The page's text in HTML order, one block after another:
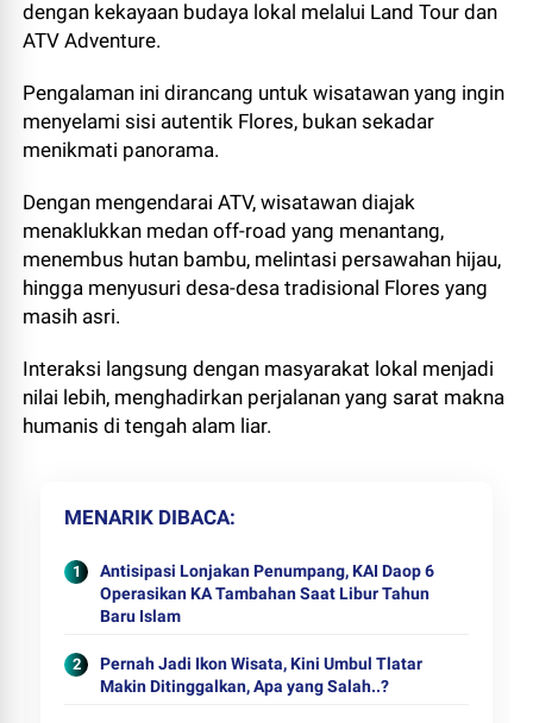
dengan kekayaan budaya lokal melalui Land Tour dan
ATV Adventure.
Pengalaman ini dirancang untuk wisatawan yang ingin
menyelami sisi autentik Flores, bukan sekadar
menikmati panorama.
Dengan mengendarai ATV, wisatawan diajak
menaklukkan medan off-road yang menantang,
menembus hutan bambu, melintasi persawahan hijau,
hingga menyusuri desa-desa tradisional Flores yang
masih asri.
Interaksi langsung dengan masyarakat lokal menjadi
nilai lebih, menghadirkan perjalanan yang sarat makna
humanis di tengah alam liar.
MENARIK DIBACA
Antisipasi Lonjakan Penumpang, KAI Daop 6
Operasikan KA Tambahan Saat Libur Tahun
Baru Islam
Pernah Jadi Ikon Wisata, Kini Umbul Tlatar
Makin Ditinggalkan, Apa yang Salah..?